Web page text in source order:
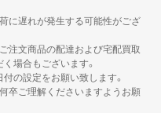
に遅れが発生する可能性がござ
注文商品の配達および宅配買取
場合もございます。
の設定をお願い致します。
卒ご理解くださいますようお願